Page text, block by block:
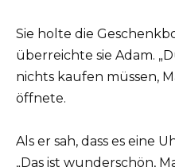
Sie holte die
überreichte sie Adam.
nichts kaufen müssen,
öffnete.
Als er sah, dass es eine
„Das ist wunderschön,